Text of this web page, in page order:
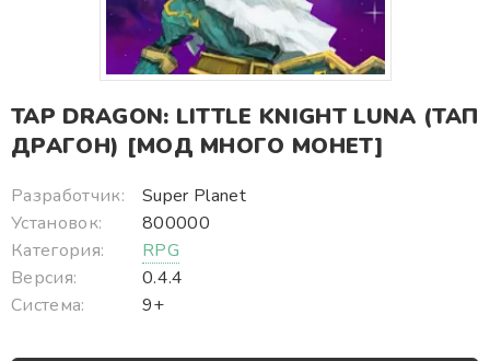
TAP DRAGON: LITTLE KNIGHT LUNA (ТАП
ДРАГОН) [МОД МНОГО МОНЕТ]
Разработчик:
Super Planet
Установок:
800000
Категория:
RPG
Версия:
0.4.4
Система:
9+